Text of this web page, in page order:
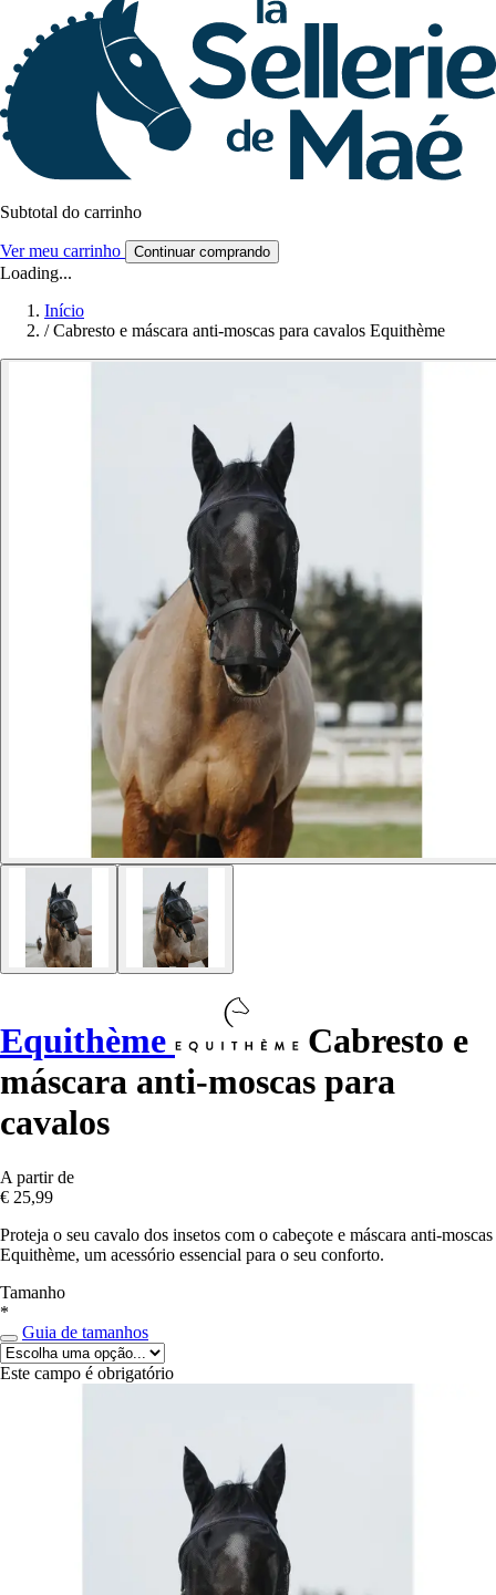
Subtotal do carrinho
Ver meu carrinho Continuar comprando
Loading...
Início
/ Cabresto e máscara anti-moscas para cavalos Equithème
Equithème
Cabresto e
máscara anti-moscas para
cavalos
A partir de
€ 25,99
Proteja o seu cavalo dos insetos com o cabeçote e máscara anti-moscas
Equithème, um acessório essencial para o seu conforto.
Tamanho
*
Guia de tamanhos
Este campo é obrigatório